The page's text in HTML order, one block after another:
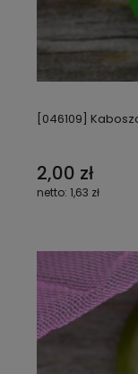
[046109]
2,00 zł
1,63 zł